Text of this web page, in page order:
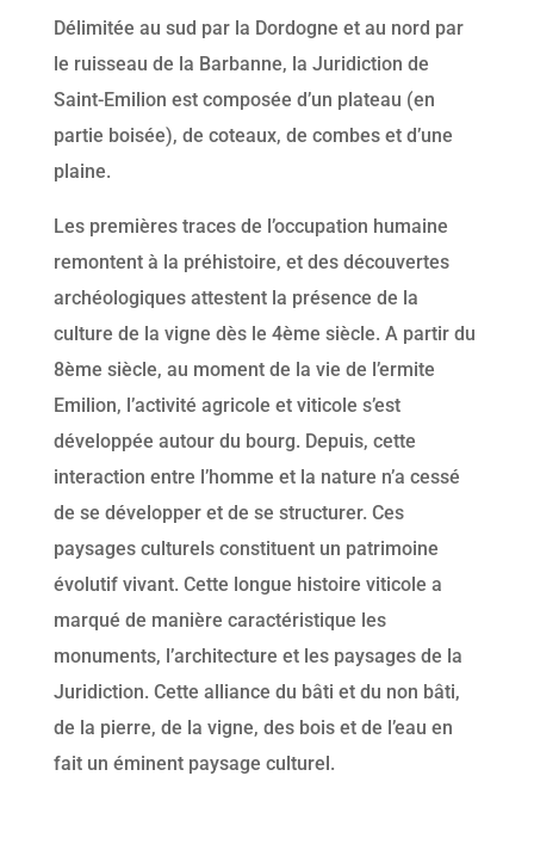
Délimitée au sud par la Dordogne et au nord par
le ruisseau de la Barbanne, la Juridiction de
Saint-Emilion est composée d’un plateau (en
partie boisée), de coteaux, de combes et d’une
plaine.
Les premières traces de l’occupation humaine
remontent à la préhistoire, et des découvertes
archéologiques attestent la présence de la
culture de la vigne dès le 4ème siècle. A partir du
8ème siècle, au moment de la vie de l’ermite
Emilion, l’activité agricole et viticole s’est
développée autour du bourg. Depuis, cette
interaction entre l’homme et la nature n’a cessé
de se développer et de se structurer. Ces
paysages culturels constituent un patrimoine
évolutif vivant. Cette longue histoire viticole a
marqué de manière caractéristique les
monuments, l’architecture et les paysages de la
Juridiction. Cette alliance du bâti et du non bâti,
de la pierre, de la vigne, des bois et de l’eau en
fait un éminent paysage culturel.